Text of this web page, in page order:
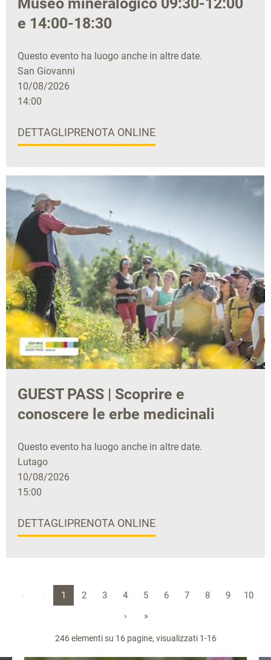
e 14:00-18:30
Questo evento ha luogo anche in altre date.
San Giovanni
10/08/2026
14:00
DETTAGLIPRENOTA ONLINE
GUEST PASS | Scoprire e
conoscere le erbe medicinali
Questo evento ha luogo anche in altre date.
Lutago
10/08/2026
15:00
DETTAGLIPRENOTA ONLINE
1 2 3 4 5 6 7 8 9
10
›
»
246 elementi su 16 pagine, visualizzati 1-16